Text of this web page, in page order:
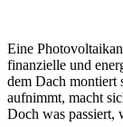
Eine
finanzielle und
dem Dach montiert
aufnimmt, macht
Doch was